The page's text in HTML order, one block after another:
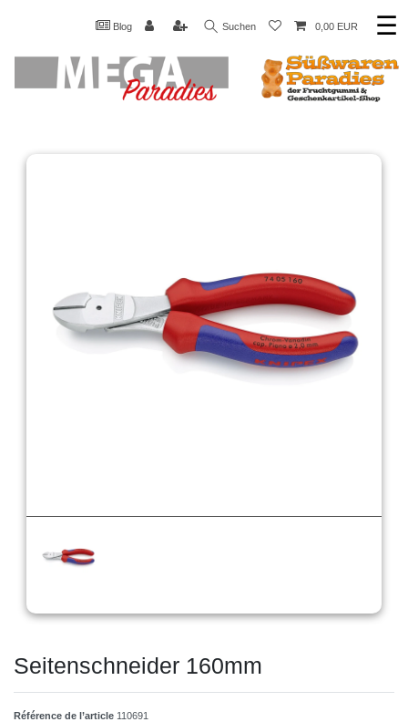
Blog Suchen 0,00 EUR ☰
Seitenschneider 160mm
Référence de l’article 110691